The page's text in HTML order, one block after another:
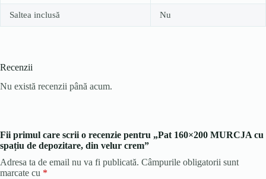
Saltea inclusă Nu
Recenzii
Nu există recenzii până acum.
Fii primul care scrii o recenzie pentru „Pat 160×200 MURCJA cu
spațiu de depozitare, din velur crem”
Adresa ta de email nu va fi publicată. Câmpurile obligatorii sunt
marcate cu *